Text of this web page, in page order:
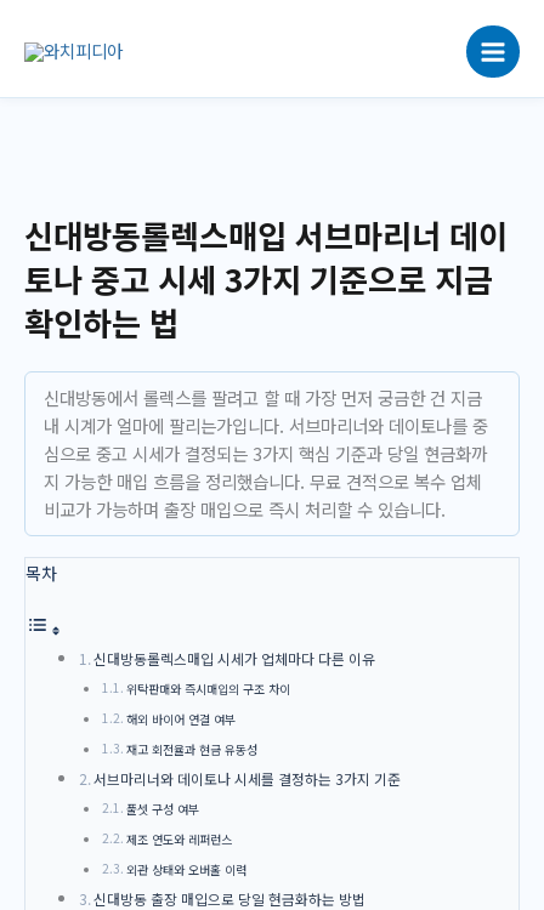
로
신대방동롤렉스매입 서브마리너 데이
토나 중고 시세 3가지 기준으로 지금
확인하는 법
신대방동에서 롤렉스를 팔려고 할 때 가장 먼저 궁금한 건 지금
내 시계가 얼마에 팔리는가입니다. 서브마리너와 데이토나를 중
심으로 중고 시세가 결정되는 3가지 핵심 기준과 당일 현금화까
지 가능한 매입 흐름을 정리했습니다. 무료 견적으로 복수 업체
비교가 가능하며 출장 매입으로 즉시 처리할 수 있습니다.
목차
신대방동롤렉스매입 시세가 업체마다 다른 이유
위탁판매와 즉시매입의 구조 차이
해외 바이어 연결 여부
재고 회전율과 현금 유동성
서브마리너와 데이토나 시세를 결정하는 3가지 기준
풀셋 구성 여부
제조 연도와 레퍼런스
외관 상태와 오버홀 이력
신대방동 출장 매입으로 당일 현금화하는 방법